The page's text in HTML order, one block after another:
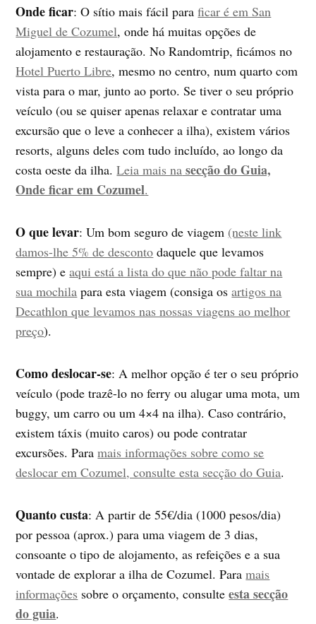
Onde ficar: O sítio mais fácil paraficar é em San
Miguel de Cozumel, onde há muitas opções de
alojamento e restauração. No Randomtrip, ficámos no
Hotel Puerto Libre, mesmo no centro, num quarto com
vista para o mar, junto ao porto. Se tiver o seu próprio
veículo (ou se quiser apenas relaxar e contratar uma
excursão que o leve a conhecer a ilha), existem vários
resorts, alguns deles com tudo incluído, ao longo da
costa oeste da ilha.Leia mais na secção do Guia,
Onde ficar em Cozumel.
O que levar: Um bom seguro de viagem (neste link
damos-lhe 5% de desconto daquele que levamos
sempre) eaqui está a lista do que não pode faltar na
sua mochila para esta viagem (consiga osartigos na
Decathlon que levamos nas nossas viagens ao melhor
preço).
Como deslocar-se: A melhor opção é ter o seu próprio
veículo (pode trazê-lo no ferry ou alugar uma mota, um
buggy, um carro ou um 4×4 na ilha). Caso contrário,
existem táxis (muito caros) ou pode contratar
excursões. Paramais informações sobre como se
deslocar em Cozumel, consulte esta secção do Guia.
Quanto custa: A partir de 55€/dia (1000 pesos/dia)
por pessoa (aprox.) para uma viagem de 3 dias,
consoante o tipo de alojamento, as refeições e a sua
vontade de explorar a ilha de Cozumel. Paramais
informações sobre o orçamento, consulteesta secção
do guia.